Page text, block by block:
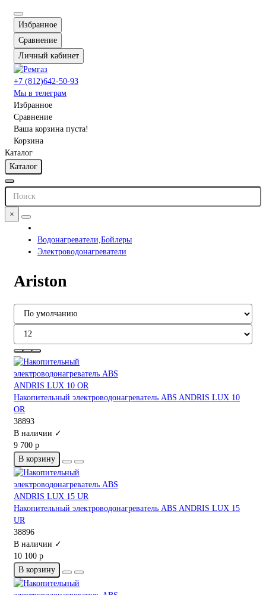
Избранное
Сравнение
Личный кабинет
+7 (812)642-50-93
Мы в телеграм
Избранное
Сравнение
Ваша корзина пуста!
Корзина
Каталог
Каталог
×
Водонагреватели,Бойлеры
Электроводонагреватели
Ariston
Накопительный электроводонагреватель ABS ANDRIS LUX 10
OR
38893
В наличии ✓
9 700 р
В корзину
Накопительный электроводонагреватель ABS ANDRIS LUX 15
UR
38896
В наличии ✓
10 100 р
В корзину